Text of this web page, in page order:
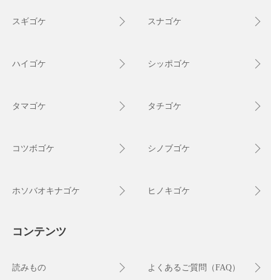
スギゴケ スナゴケ
ハイゴケ シッポゴケ
タマゴケ タチゴケ
コツボゴケ シノブゴケ
ホソバオキナゴケ ヒノキゴケ
コンテンツ
読みもの よくあるご質問（FAQ）